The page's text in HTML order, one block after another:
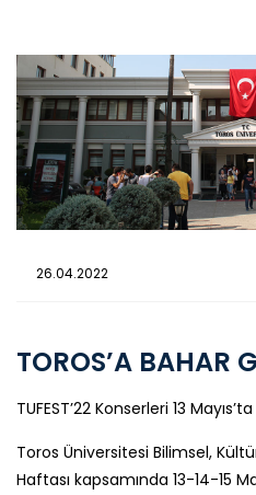
26.04.2022
TOROS’A BAHAR
TUFEST’22 Konserleri 13
Toros Üniversitesi Bilimsel,
Haftası kapsamında 13-14-15